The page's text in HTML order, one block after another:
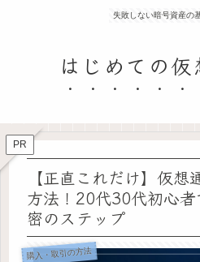
失敗しない暗号資産の
はじめての
PR
【正直これだけ】仮
方法！20代30代初心
密のステップ
購入・取引の方法